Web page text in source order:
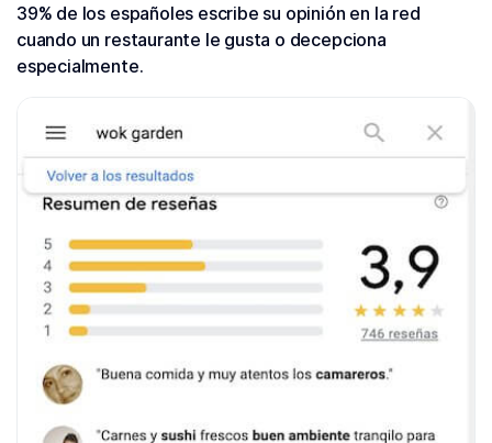
39% de los españoles escribe su opinión en la red
cuando un restaurante le gusta o decepciona
especialmente.